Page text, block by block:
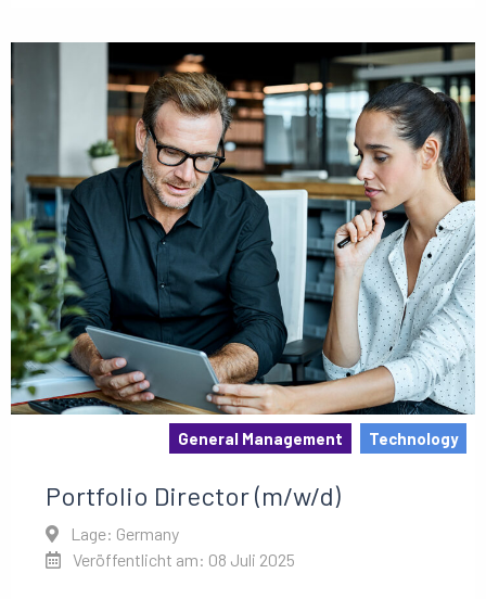
General Management Technology
Portfolio Director (m/w/d)
Lage: Germany
Veröffentlicht am: 08 Juli 2025